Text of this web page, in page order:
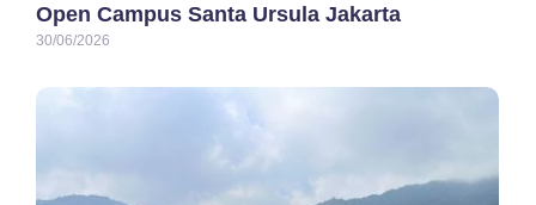
Open Campus Santa Ursula Jakarta
30/06/2026